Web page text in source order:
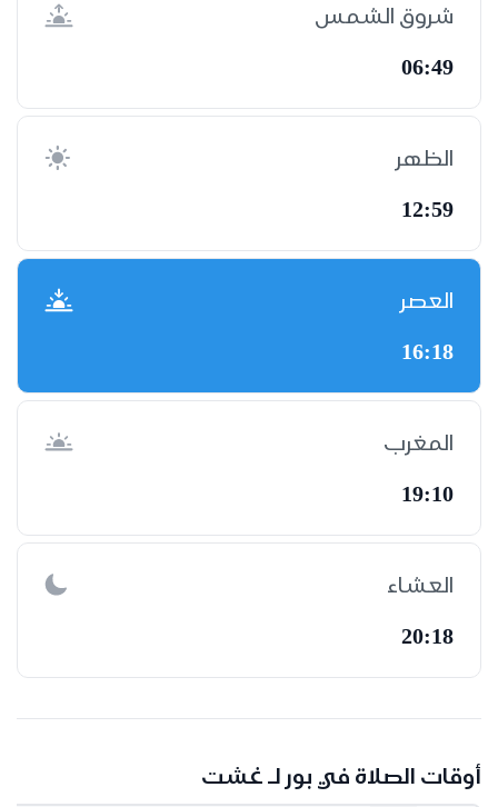
شروق الشمس
06:49
الظهر
12:59
العصر
16:18
المغرب
19:10
العشاء
20:18
أوقات الصلاة في بور لـ غشت